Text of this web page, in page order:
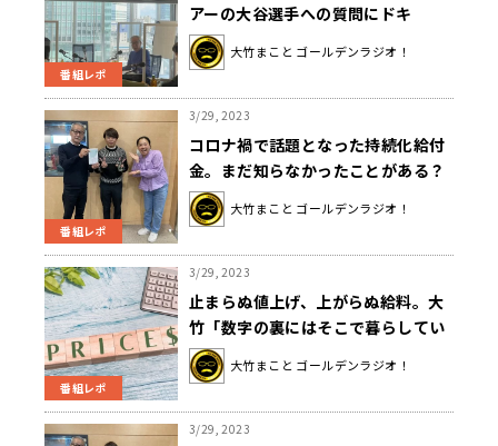
番組レポ
アーの大谷選手への質問にドキ
リ！？
大竹まこと ゴールデンラジオ！
番組レポ
3/29, 2023
コロナ禍で話題となった持続化給付
金。まだ知らなかったことがある？
大竹まこと ゴールデンラジオ！
番組レポ
3/29, 2023
止まらぬ値上げ、上がらぬ給料。大
竹「数字の裏にはそこで暮らしてい
る人たちがいる」
大竹まこと ゴールデンラジオ！
3/29, 2023